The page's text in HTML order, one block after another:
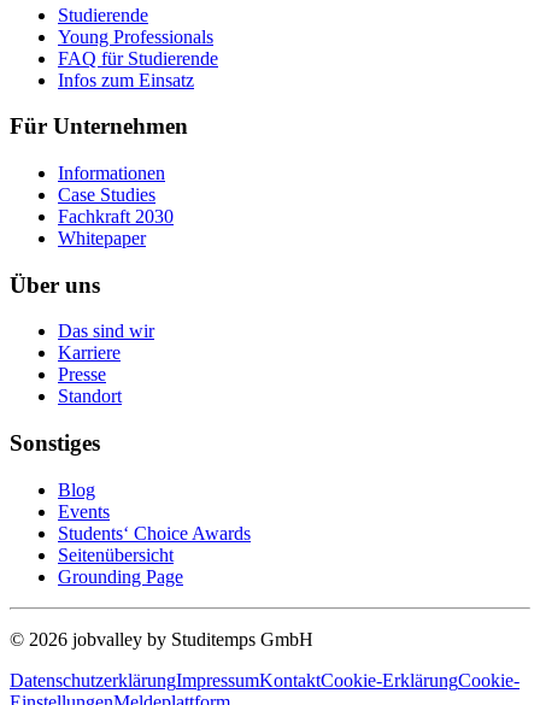
Studierende
Young Professionals
FAQ für Studierende
Infos zum Einsatz
Für Unternehmen
Informationen
Case Studies
Fachkraft 2030
Whitepaper
Über uns
Das sind wir
Karriere
Presse
Standort
Sonstiges
Blog
Events
Students‘ Choice Awards
Seitenübersicht
Grounding Page
© 2026 jobvalley by Studitemps GmbH
DatenschutzerklärungImpressumKontaktCookie-ErklärungCookie-